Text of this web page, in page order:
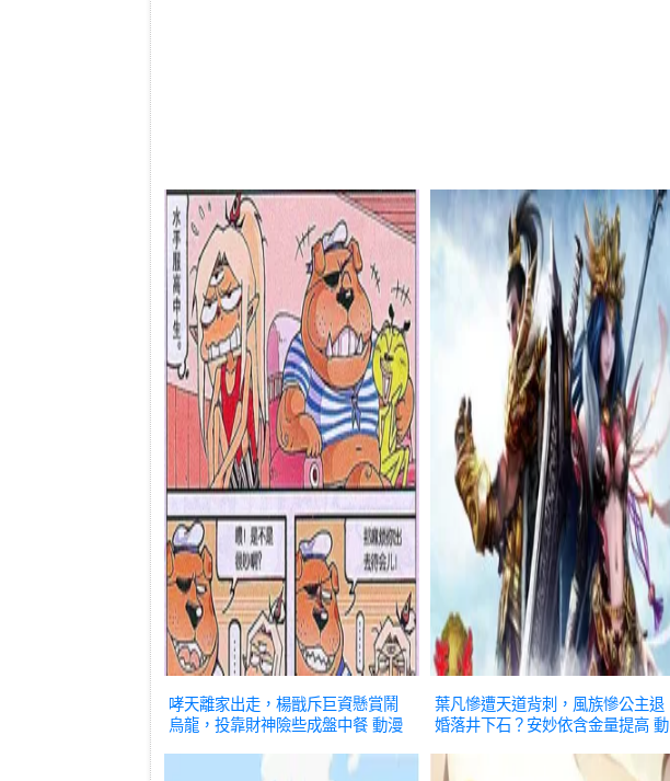
哮天離家出走，楊戩斥巨資懸賞鬧
烏龍，投靠財神險些成盤中餐 動漫
葉凡慘遭天道背刺，風族慘公主退
婚落井下石？安妙依含金量提高 動